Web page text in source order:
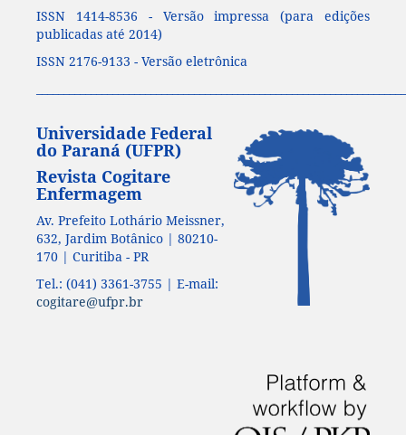
ISSN 1414-8536 - Versão impressa (para edições
publicadas até 2014)
ISSN 2176-9133 - Versão eletrônica
Universidade Federal
do Paraná (UFPR)
Revista Cogitare
Enfermagem
Av. Prefeito Lothário Meissner,
632, Jardim Botânico | 80210-
170 | Curitiba - PR
Tel.: (041) 3361-3755 | E-mail:
cogitare@ufpr.br